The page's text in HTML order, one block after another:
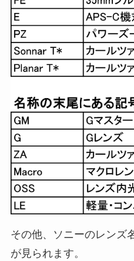
その他、ソニーのレンズ
が見られます。